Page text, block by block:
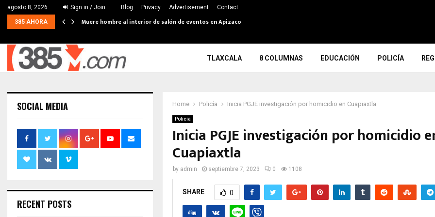
agosto 8, 2026 Sign in / Join Blog Privacy Advertisement Contact
385 AHORA Muere hombre al interior de salón de eventos en Apizaco
TLAXCALA 8 COLUMNAS EDUCACIÓN POLICÍA
Home Policía Inicia PGJE investigación por homicidio en Cuapiaxtla
Policía
Inicia PGJE investigación por homicidio
Cuapiaxtla
by admin septiembre 7, 2023 0 1108
SHARE 0
SOCIAL MEDIA
RECENT POSTS